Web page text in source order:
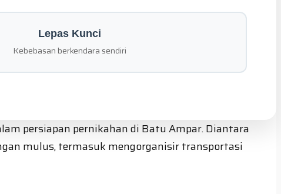
Lepas Kunci
Kebebasan berkendara sendiri
persiapan pernikahan di Batu Ampar. Diantara
mulus, termasuk mengorganisir transportasi